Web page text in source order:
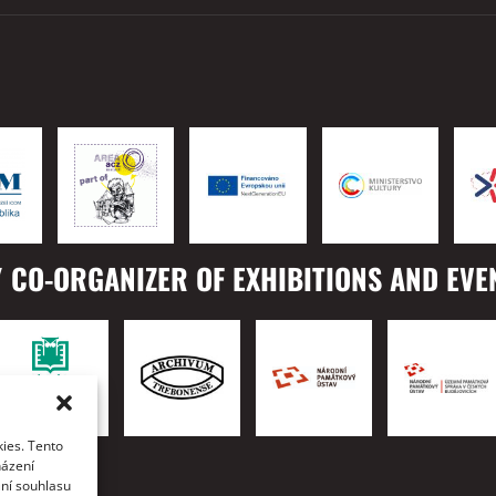
Tento
souhlasu
ORGANIZER OF EXHIBITIONS AND